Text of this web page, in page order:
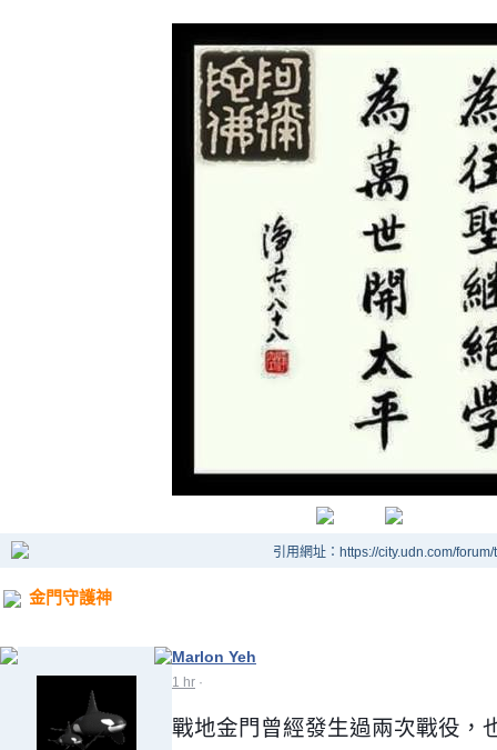
引用網址：https://city.udn.com/
金門守護神
Marlon Yeh
1 hr ·
戰地金門曾經發生過兩次戰役